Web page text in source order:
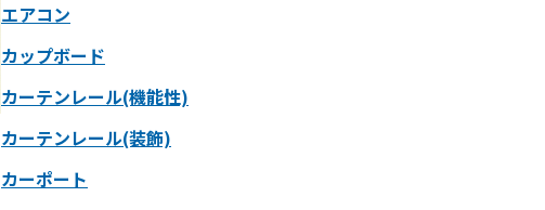
エアコン
カップボード
カーテンレール(機能性)
カーテンレール(装飾)
カーポート